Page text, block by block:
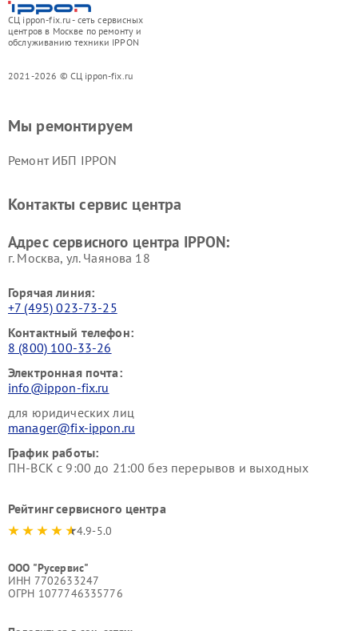
СЦ ippon-fix.ru - сеть сервисных
центров в Москве по ремонту и
обслуживанию техники IPPON
2021-2026 © СЦ ippon-fix.ru
Мы ремонтируем
Ремонт ИБП IPPON
Контакты сервис центра
Адрес сервисного центра IPPON:
г. Москва, ул. Чаянова 18
Горячая линия:
+7 (495) 023-73-25
Контактный телефон:
8 (800) 100-33-26
Электронная почта:
info@ippon-fix.ru
для юридических лиц
manager@fix-ippon.ru
График работы:
ПН-ВСК с 9:00 до 21:00 без перерывов и выходных
Рейтинг сервисного центра
4.9-5.0
ООО "Русервис"
ИНН 7702633247
ОГРН 1077746335776